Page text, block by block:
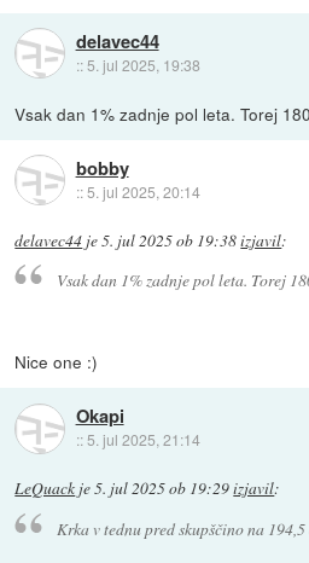
delavec44
:: 5. jul 2025, 19:38
Vsak dan 1% zadnje pol leta. Torej
bobby
::5. jul 2025, 20:14
delavec44 je5. jul 2025 ob 19:38izjavil:
Vsak dan 1% zadnje pol leta. Torej
Nice one :)
Okapi
:: 5. jul 2025, 21:14
LeQuack je5. jul 2025 ob 19:29izjavil:
Krka v tednu pred skupščino na 194,5